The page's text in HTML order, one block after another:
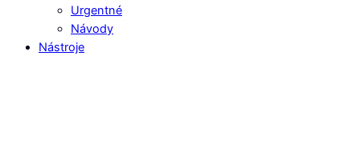
Urgentné
Návody
Nástroje